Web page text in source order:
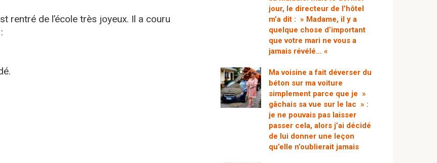
rentré de l’école très joyeux. Il a couru
jour, le directeur de l’hôtel
m’a dit : » Madame, il y a
quelque chose d’important
que votre mari ne vous a
jamais révélé… «
Ma voisine a fait déverser du
béton sur ma voiture
simplement parce que je »
gâchais sa vue sur le lac » :
je ne pouvais pas laisser
passer cela, alors j’ai décidé
de lui donner une leçon
qu’elle n’oublierait jamais